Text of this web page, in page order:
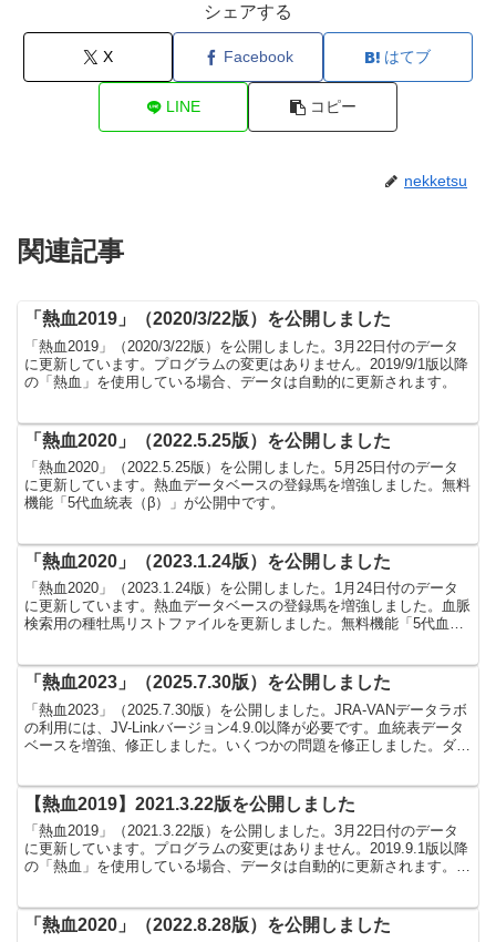
シェアする
X Facebook はてブ
LINE コピー
nekketsu
関連記事
「熱血2019」（2020/3/22版）を公開しました
「熱血2019」（2020/3/22版）を公開しました。3月22日付のデータ
に更新しています。プログラムの変更はありません。2019/9/1版以降
の「熱血」を使用している場合、データは自動的に更新されます。
「熱血2020」（2022.5.25版）を公開しました
「熱血2020」（2022.5.25版）を公開しました。5月25日付のデータ
に更新しています。熱血データベースの登録馬を増強しました。無料
機能「5代血統表（β）」が公開中です。
「熱血2020」（2023.1.24版）を公開しました
「熱血2020」（2023.1.24版）を公開しました。1月24日付のデータ
に更新しています。熱血データベースの登録馬を増強しました。血脈
検索用の種牡馬リストファイルを更新しました。無料機能「5代血統
「熱血2023」（2025.7.30版）を公開しました
「熱血2023」（2025.7.30版）を公開しました。JRA-VANデータラボ
の利用には、JV-Linkバージョン4.9.0以降が必要です。血統表データ
ベースを増強、修正しました。いくつかの問題を修正しました。ダウ
【熱血2019】2021.3.22版を公開しました
「熱血2019」（2021.3.22版）を公開しました。3月22日付のデータ
に更新しています。プログラムの変更はありません。2019.9.1版以降
の「熱血」を使用している場合、データは自動的に更新されます。※
「熱血2020」（2022.8.28版）を公開しました